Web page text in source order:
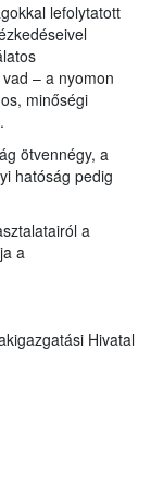
lefolytatott
– a nyomon
minőségi
ötvennégy, a
hatóság pedig
a
a
Hivatal